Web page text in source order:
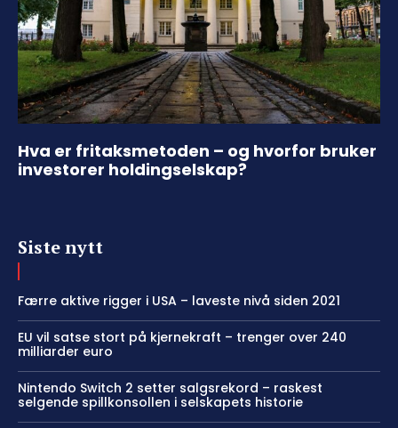
Hva er fritaksmetoden – og hvorfor bruker
investorer holdingselskap?
Siste nytt
Færre aktive rigger i USA – laveste nivå siden 2021
EU vil satse stort på kjernekraft – trenger over 240
milliarder euro
Nintendo Switch 2 setter salgsrekord – raskest
selgende spillkonsollen i selskapets historie